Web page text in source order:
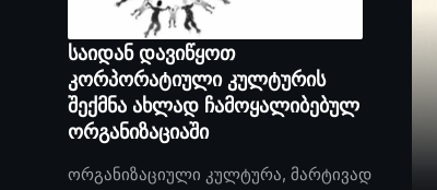
საიდან დავიწყოთ
კორპორატიული კულტურის
შექმნა ახლად ჩამოყალიბებულ
ორგანიზაციაში
ორგანიზაციული კულტურა, მარტივად